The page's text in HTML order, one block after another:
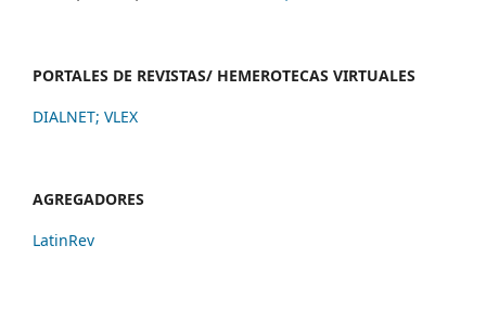
PORTALES DE REVISTAS/ HEMEROTECAS VIRTUALES
DIALNET; VLEX
AGREGADORES
LatinRev